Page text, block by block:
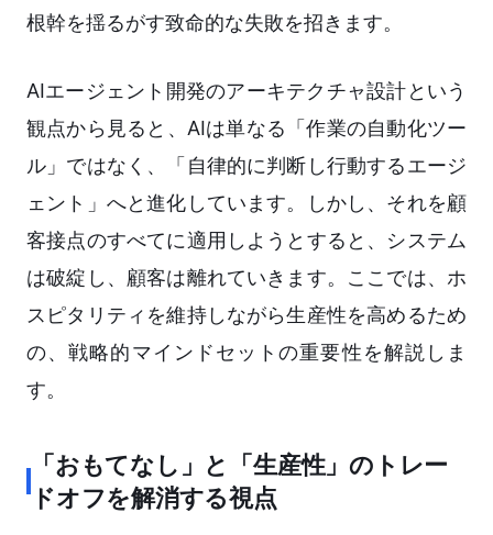
根幹を揺るがす致命的な失敗を招きます。
AIエージェント開発のアーキテクチャ設計という
観点から見ると、AIは単なる「作業の自動化ツー
ル」ではなく、「自律的に判断し行動するエージ
ェント」へと進化しています。しかし、それを顧
客接点のすべてに適用しようとすると、システム
は破綻し、顧客は離れていきます。ここでは、ホ
スピタリティを維持しながら生産性を高めるため
の、戦略的マインドセットの重要性を解説しま
す。
「おもてなし」と「生産性」のトレー
ドオフを解消する視点